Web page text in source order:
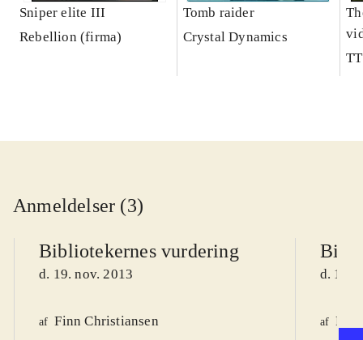
Sniper elite III
Rebellion (firma)
Tomb raider
Crystal Dynamics
Anmeldelser (3)
Bibliotekernes vurdering
d. 19. nov. 2013
af Finn Christiansen
d. 19.
af